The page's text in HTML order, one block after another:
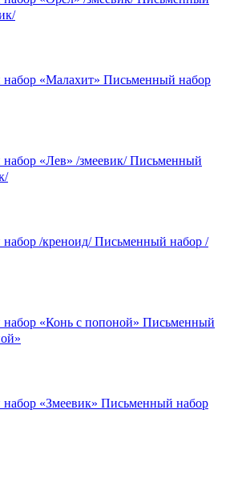
Письменный набор
Письменный
Письменный набор /
Письменный
Письменный набор